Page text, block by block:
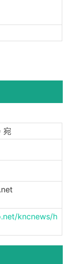
宛
kncnews/h